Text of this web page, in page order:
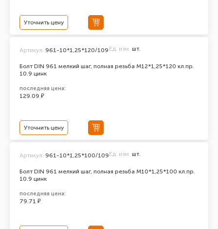
Уточнить цену
Болт DIN 961 мелкий шаг, полная резьба M12*1,25*120 кл.пр.
10.9 цинк
Артикул: 961-10*1,25*120/109 Ед. изм. шт.
последняя цена:
129.09 ₽
Уточнить цену
Болт DIN 961 мелкий шаг, полная резьба M10*1,25*100 кл.пр.
10.9 цинк
Артикул: 961-10*1,25*100/109Ед. изм. шт.
последняя цена:
79.71 ₽